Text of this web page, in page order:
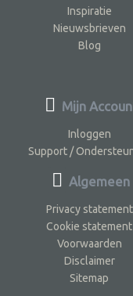
Inspiratie
Nieuwsbrieven
Blog
Mijn
Inloggen
Support /
Algemeen
Privacy statement
Cookie statement
Voorwaarden
Disclaimer
Sitemap